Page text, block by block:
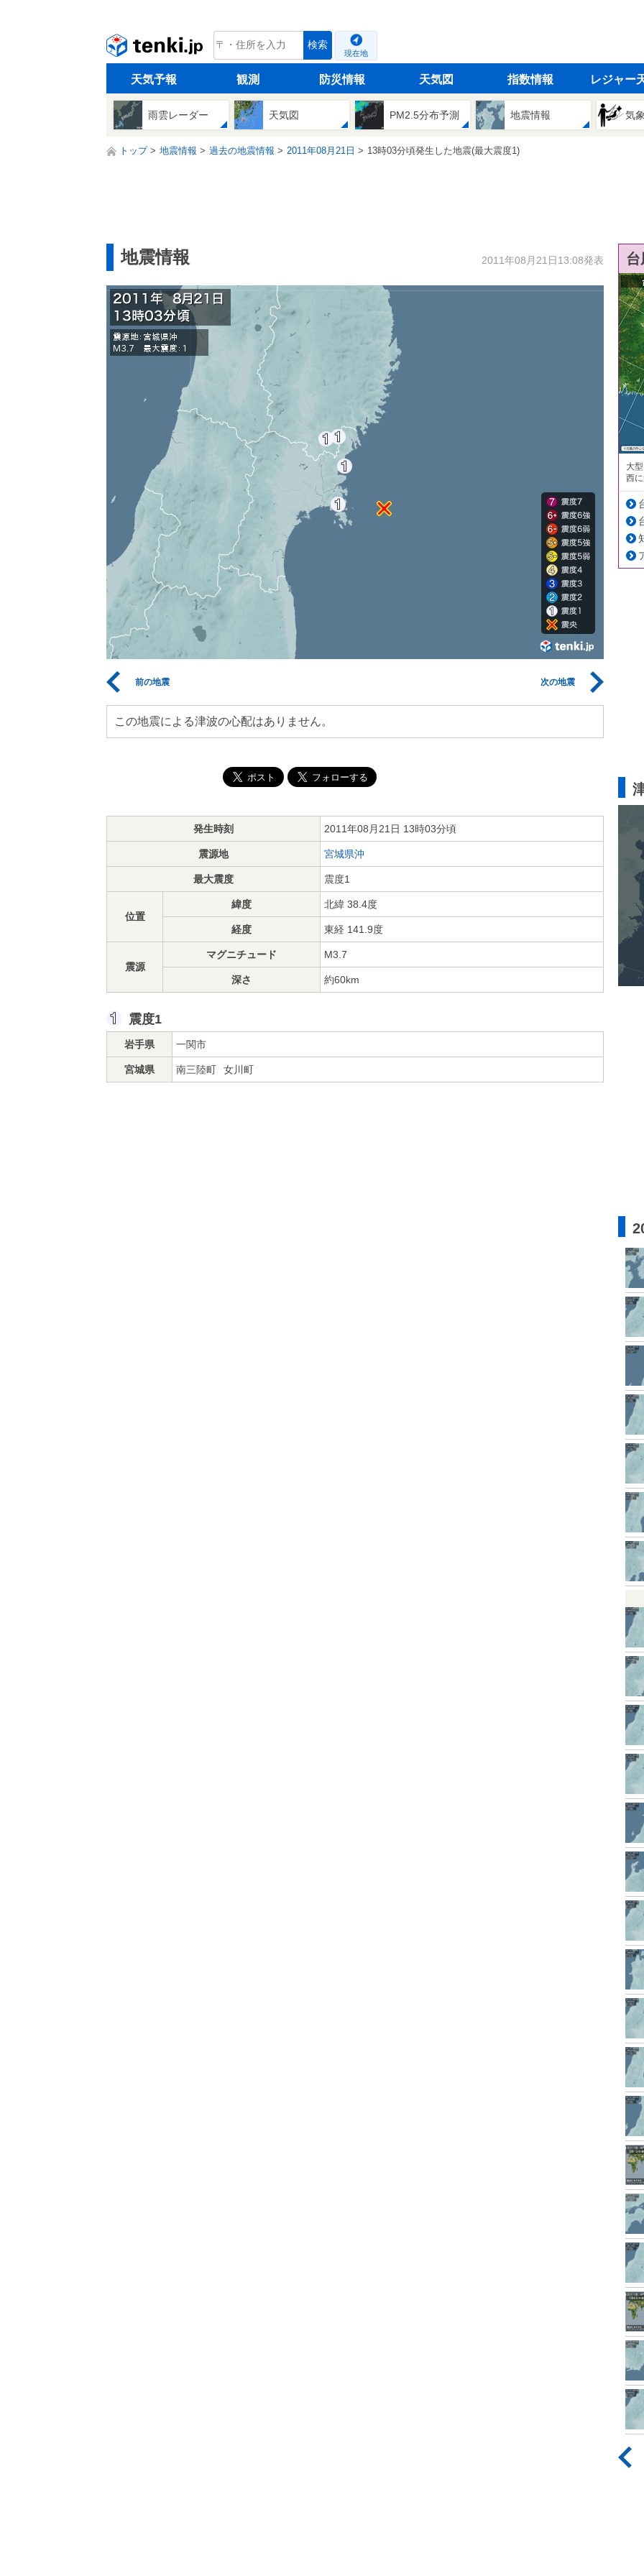
tenki.jp 検索
現在地
天気予報 観測 防災情報 天気図 指数情報 レジャー
雨雲レーダー 天気図 PM2.5分布予測 地震情報 気
トップ 地震情報 過去の地震情報 2011年08月21日 13時03分頃発生した地震(最大震度1)
地震情報 2011年08月21日13:08発表
前の地震 次の地震
この地震による津波の心配はありません。
発生時刻 2011年08月21日 13時03分頃
震源地 宮城県沖
最大震度 震度1
位置
緯度 北緯 38.4度
経度 東経 141.9度
震源
マグニチュード M3.7
深さ 約60km
震度1
岩手県 一関市
宮城県 南三陸町 女川町
大
西